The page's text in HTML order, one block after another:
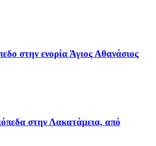
στην ενορία Άγιος Αθανάσιος
στην Λακατάμεια, από